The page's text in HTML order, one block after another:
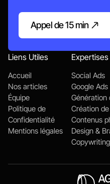
Appel de 15 min
Appelons-nous
Liens Utiles
Accueil
Nos articles
Équipe
Politique de
Confidentialité
Mentions légales
Expertises
Social Ads
Google Ads
Génération
Création
Contenus
Design &
Copywriting